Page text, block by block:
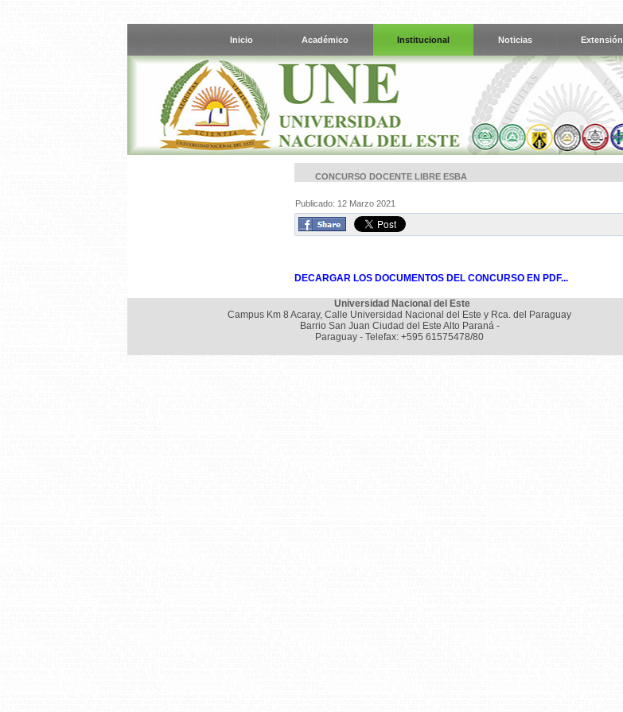
Inicio Académico Institucional Noticias Extensión
CONCURSO DOCENTE LIBRE ESBA
Publicado: 12 Marzo 2021
DECARGAR LOS DOCUMENTOS DEL CONCURSO EN PDF...
Universidad Nacional del Este
Campus Km 8 Acaray, Calle Universidad Nacional del Este y Rca. del Paraguay
Barrio San Juan Ciudad del Este Alto Paraná -
Paraguay - Telefax: +595 61575478/80